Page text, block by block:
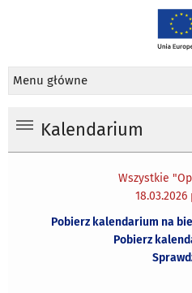
Menu główne
Kalendarium
Wszystkie
Pobierz kalendarium na
Pobierz